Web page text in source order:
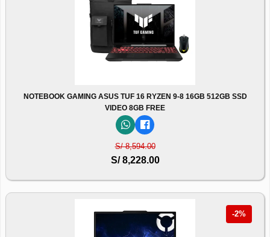
NOTEBOOK GAMING ASUS TUF 16 RYZEN 9-8 16GB 512GB SSD
VIDEO 8GB FREE
S/ 8,594.00
S/ 8,228.00
-2%